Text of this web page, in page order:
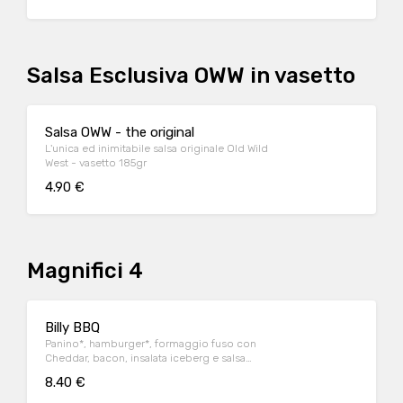
Salsa Esclusiva OWW in vasetto
Salsa OWW - the original
L'unica ed inimitabile salsa originale Old Wild
West - vasetto 185gr
4.90 €
Magnifici 4
Billy BBQ
Panino*, hamburger*, formaggio fuso con
Cheddar, bacon, insalata iceberg e salsa
8.40 €